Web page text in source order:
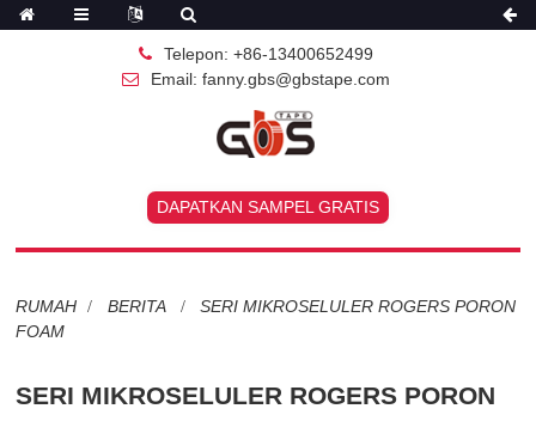
Telepon: +86-13400652499
Email: fanny.gbs@gbstape.com
DAPATKAN SAMPEL GRATIS
RUMAH BERITA
SERI MIKROSELULER ROGERS PORON
FOAM
SERI MIKROSELULER ROGERS PORON